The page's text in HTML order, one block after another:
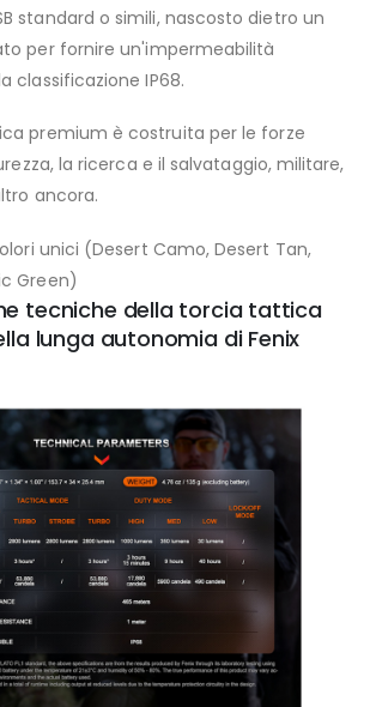
standard o simili, nascosto dietro un
per fornire un'impermeabilità
classificazione IP68.
premium è costruita per le forze
la ricerca e il salvataggio, militare,
ancora.
unici (Desert Camo, Desert Tan,
Green)
tecniche della torcia tattica
lunga autonomia di Fenix